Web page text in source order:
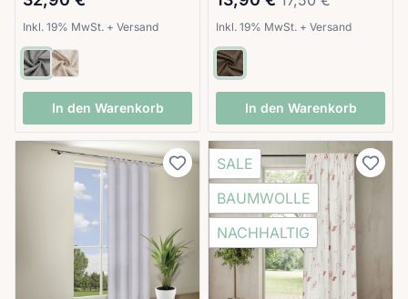
Inkl. 19% MwSt. + Versand
In den Warenkorb
Inkl. 19% MwSt. + Versand
In den Warenkorb
SALE
BAUMWOLLE
NACHHALTIG